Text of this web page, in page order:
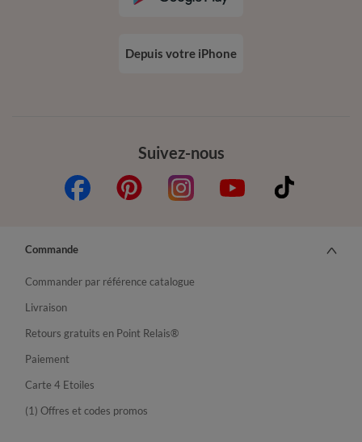
Suivez-nous
Depuis votre iPhone
Commande
Commander par référence catalogue
Livraison
Retours gratuits en Point Relais®
Paiement
Carte 4 Etoiles
(1) Offres et codes promos